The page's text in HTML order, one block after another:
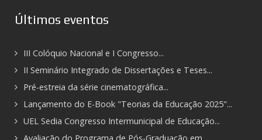
Últimos eventos
III Colóquio Nacional e I Congresso...
II Seminário Integrado de Dissertações e Teses...
Pré-estreia da série cinematográfica...
Lançamento do E-Book "Teorias da Educação 2025"...
UEL Sedia Congresso Intermunicipal de Educação...